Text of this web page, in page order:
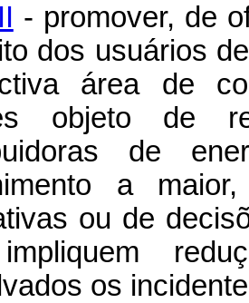
- promover, de
dos usuários
área de
objeto de
de
a
ou de
os